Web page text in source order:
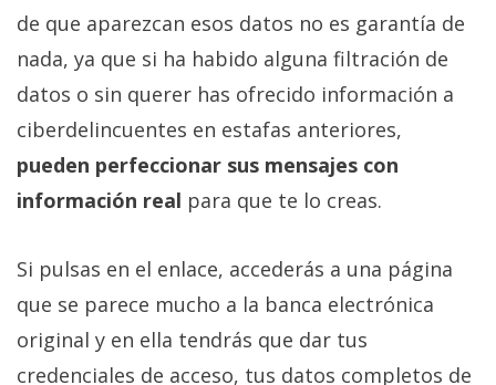
de que aparezcan esos datos no es garantía de
nada, ya que si ha habido alguna filtración de
datos o sin querer has ofrecido información a
ciberdelincuentes en estafas anteriores,
pueden perfeccionar sus mensajes con
información real para que te lo creas.
Si pulsas en el enlace, accederás a una página
que se parece mucho a la banca electrónica
original y en ella tendrás que dar tus
credenciales de acceso, tus datos completos de